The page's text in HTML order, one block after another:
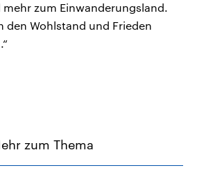
zum Einwanderungsland.
den Wohlstand und Frieden
zum Thema